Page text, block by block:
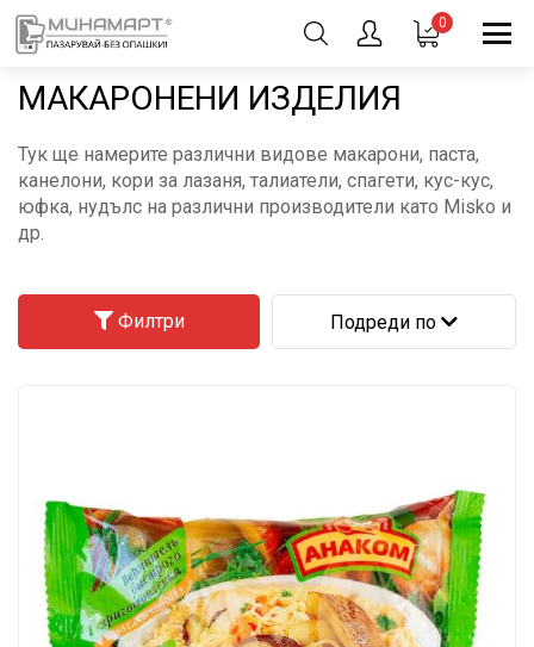
0
МАКАРОНЕНИ ИЗДЕЛИЯ
Тук ще намерите различни видове макарони, паста,
канелони, кори за лазаня, талиатели, спагети, кус-кус,
юфка, нудълс на различни производители като Misko и
др.
Филтри Подреди по